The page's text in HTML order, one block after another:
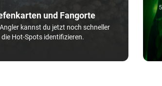
und Fangorte
kannst du jetzt noch schneller
die Hot-Spots identifizieren.